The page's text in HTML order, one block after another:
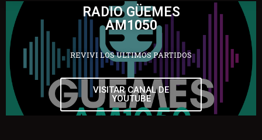
RADIO GÜEMES
AM1050
REVIVI LOS ULTIMOS PARTIDOS
VISITAR CANAL DE
YOUTUBE